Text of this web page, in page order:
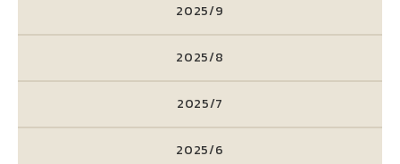
2025/9
2025/8
2025/7
2025/6